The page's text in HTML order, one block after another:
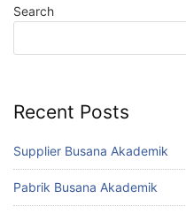
Search
Recent Posts
Supplier Busana Akademik
Pabrik Busana Akademik